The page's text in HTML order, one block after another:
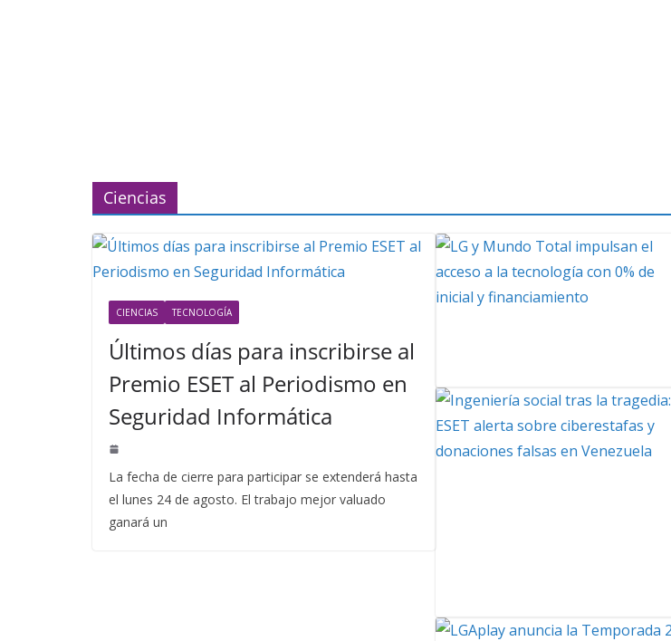
Ciencias
CIENCIAS TECNOLOGÍA
Últimos días para inscribirse al
Premio ESET al Periodismo en
Seguridad Informática
La fecha de cierre para participar se extenderá hasta
el lunes 24 de agosto. El trabajo mejor valuado
ganará un